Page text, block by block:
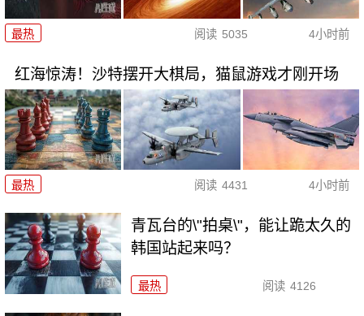
最热 阅读 5035 4小时前
红海惊涛！沙特摆开大棋局，猫鼠游戏才刚开场
最热 阅读 4431 4小时前
青瓦台的\"拍桌\"，能让跪太久的
韩国站起来吗？
最热 阅读 4126